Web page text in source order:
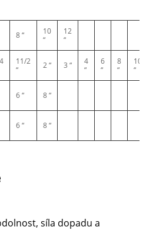
8 “
10
“
12
“
11/2
“
2 “ 3 “
4
“
6
“
8
“
10
“
6 “ 8 “
6 “ 8 “
síla dopadu a